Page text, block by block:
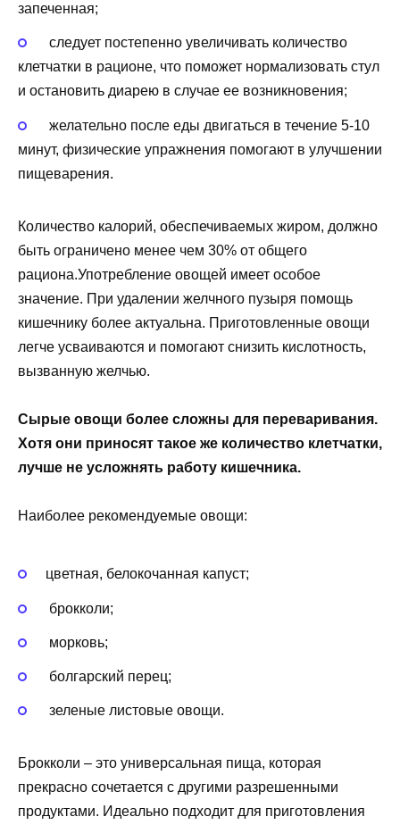
запеченная;
следует постепенно увеличивать количество
клетчатки в рационе, что поможет нормализовать стул
и остановить диарею в случае ее возникновения;
желательно после еды двигаться в течение 5-10
минут, физические упражнения помогают в улучшении
пищеварения.
Количество калорий, обеспечиваемых жиром, должно
быть ограничено менее чем 30% от общего
рациона.Употребление овощей имеет особое
значение. При удалении желчного пузыря помощь
кишечнику более актуальна. Приготовленные овощи
легче усваиваются и помогают снизить кислотность,
вызванную желчью.
Сырые овощи более сложны для переваривания.
Хотя они приносят такое же количество клетчатки,
лучше не усложнять работу кишечника.
Наиболее рекомендуемые овощи:
цветная, белокочанная капуст;
брокколи;
морковь;
болгарский перец;
зеленые листовые овощи.
Брокколи – это универсальная пища, которая
прекрасно сочетается с другими разрешенными
продуктами. Идеально подходит для приготовления